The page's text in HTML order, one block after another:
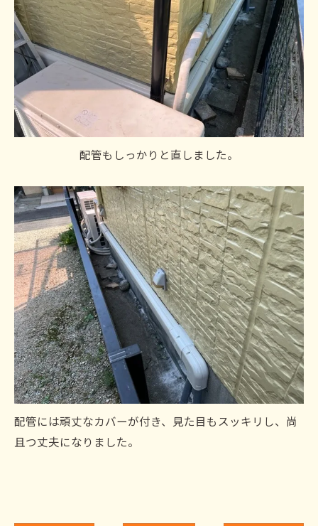
配管もしっかりと直しました。
配管には頑丈なカバーが付き、見た目もスッキリし、尚
且つ丈夫になりました。